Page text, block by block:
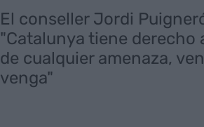
El conseller Jordi
"Catalunya tiene derecho
de cualquier amenaza,
venga"